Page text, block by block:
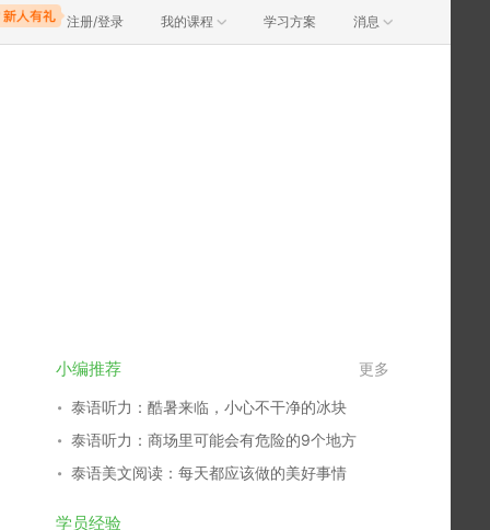
注册/登录 我的课程 学习方案 消息
小编推荐 更多
泰语听力：酷暑来临，小心不干净的冰块
泰语听力：商场里可能会有危险的9个地方
泰语美文阅读：每天都应该做的美好事情
学员经验